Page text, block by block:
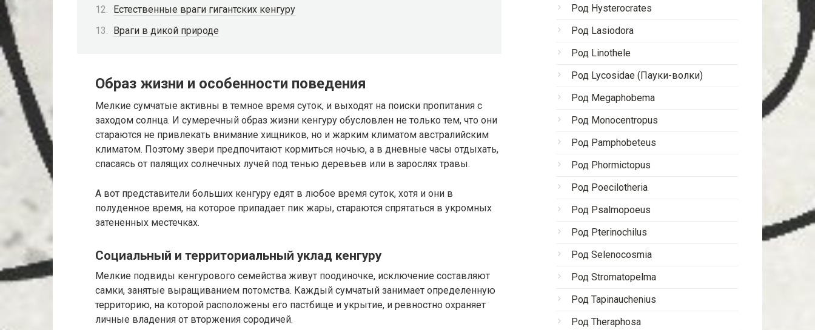
Естественные враги гигантских кенгуру
Враги в дикой природе
Образ жизни и особенности поведения
Мелкие сумчатые активны в темное время суток, и выходят на поиски пропитания с
заходом солнца. И сумеречный образ жизни кенгуру обусловлен не только тем, что они
стараются не привлекать внимание хищников, но и жарким климатом австралийским
климатом. Поэтому звери предпочитают кормиться ночью, а в дневные часы отдыхать,
спасаясь от палящих солнечных лучей под тенью деревьев или в зарослях травы.
А вот представители больших кенгуру едят в любое время суток, хотя и они в
полуденное время, на которое припадает пик жары, стараются спрятаться в укромных
затененных местечках.
Социальный и территориальный уклад кенгуру
Мелкие подвиды кенгурового семейства живут поодиночке, исключение составляют
самки, занятые выращиванием потомства. Каждый сумчатый занимает определенную
территорию, на которой расположены его пастбище и укрытие, и ревностно охраняет
личные владения от вторжения сородичей.
Род Hysterocrates
Род Lasiodora
Род Linothele
Род Lycosidae (Пауки-волки)
Род Megaphobema
Род Monocentropus
Род Pamphobeteus
Род Phormictopus
Род Poecilotheria
Род Psalmopoeus
Род Pterinochilus
Род Selenocosmia
Род Stromatopelma
Род Tapinauchenius
Род Theraphosa